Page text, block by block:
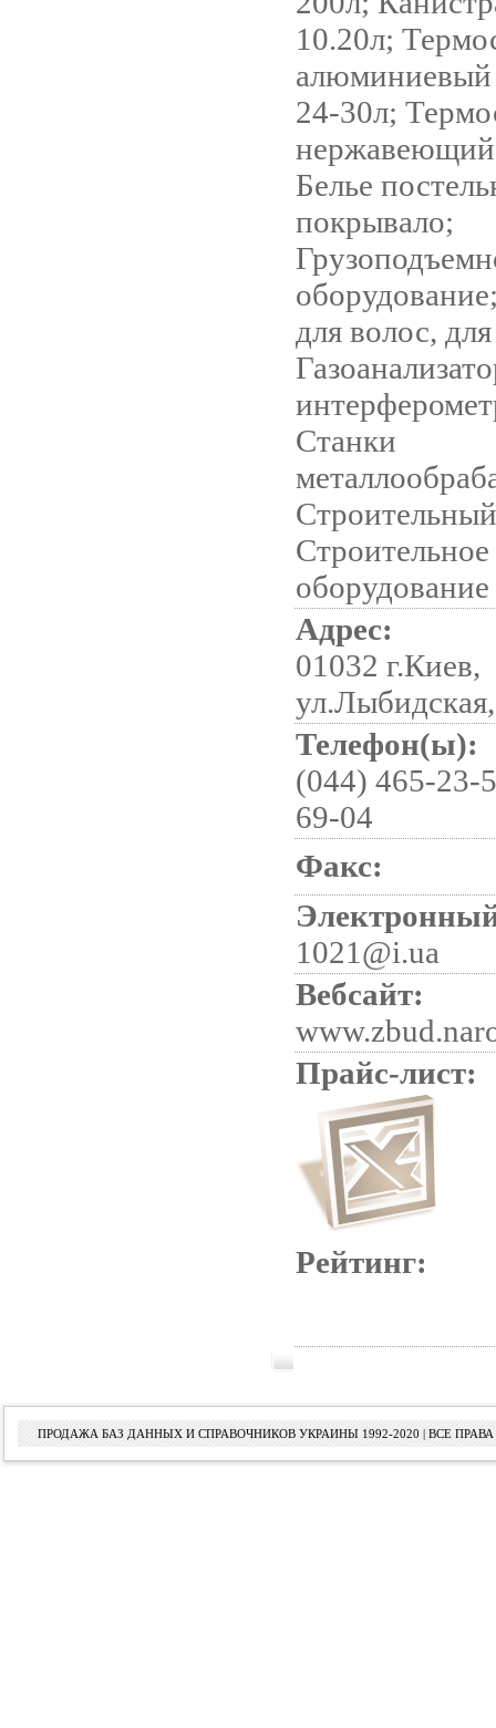
10.20л;
24-30л;
Белье
покрывало;
для волос,
Станки
Строительное
оборудование
Адрес:
01032 г.Киев,
Телефон(ы):
(044) 465-23-
69-04
Факс:
1021@i.ua
Вебсайт:
Прайс-лист:
Рейтинг:
ПРОДАЖА БАЗ ДАННЫХ И СПРАВОЧНИКОВ УКРАИНЫ 1992-2020 | ВСЕ